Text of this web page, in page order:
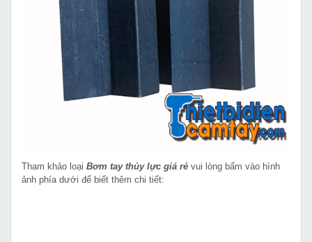
Tham khảo loại Bơm tay thủy lực giá rẻ vui lòng bấm vào hình
ảnh phía dưới để biết thêm chi tiết: